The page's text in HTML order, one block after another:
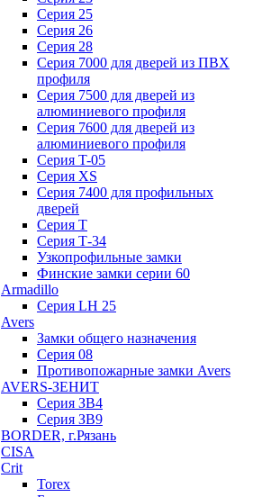
Серия 25
Серия 26
Серия 28
Серия 7000 для дверей из ПВХ
профиля
Серия 7500 для дверей из
алюминиевого профиля
Серия 7600 для дверей из
алюминиевого профиля
Серия T-05
Серия XS
Серия 7400 для профильных
дверей
Серия Т
Серия Т-34
Узкопрофильные замки
Финские замки серии 60
Armadillo
Серия LH 25
Avers
Замки общего назначения
Серия 08
Противопожарные замки Avers
AVERS-ЗЕНИТ
Серия ЗВ4
Серия ЗВ9
BORDER, г.Рязань
CISA
Crit
Torex